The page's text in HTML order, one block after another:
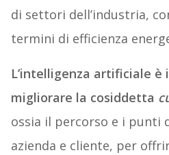
di settori dell’industria,
termini di efficienza
L’intelligenza artificiale
migliorare la cosiddetta
ossia il percorso e i punti
azienda e cliente, per